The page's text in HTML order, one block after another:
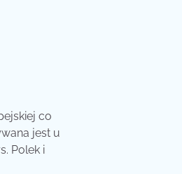
co
jest u
Polek i